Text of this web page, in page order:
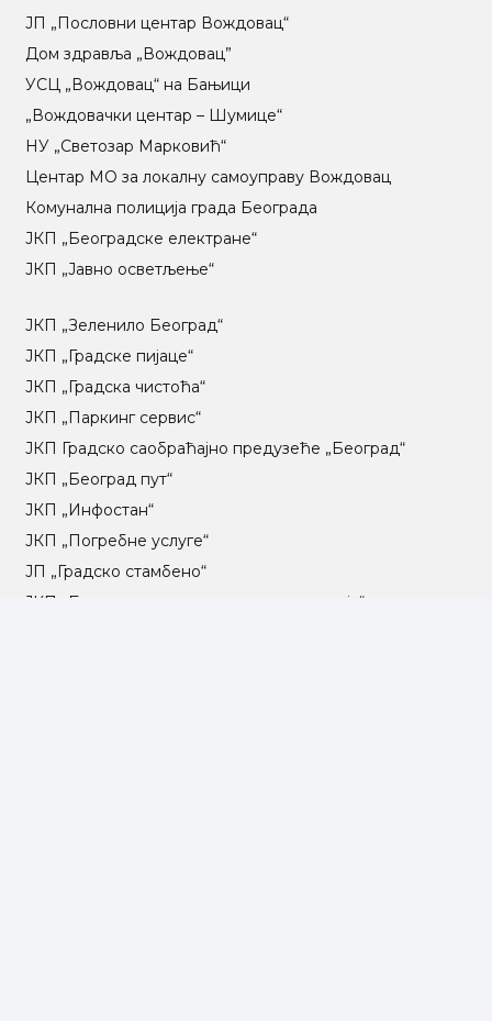
ЈП „Пословни центар Вождовац“
Дом здравља „Вождовац”
УСЦ „Вождовац“ на Бањици
„Вождовачки центар – Шумице“
НУ „Светозар Марковић“
Центар МO за локалну самоуправу Вождовац
Комунална полиција града Београда
ЈКП „Београдске електране“
ЈКП „Јавно осветљење“
ЈКП „Зеленило Београд“
ЈКП „Градске пијаце“
ЈКП „Градска чистоћа“
ЈКП „Паркинг сервис“
ЈКП Градско саобраћајно предузеће „Београд“
ЈКП „Београд пут“
ЈКП „Инфостан“
ЈКП „Погребне услуге“
ЈП „Градско стамбено“
ЈКП „Београдски водовод и канализација“